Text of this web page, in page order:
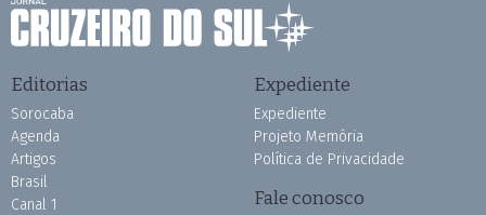
Editorias
Sorocaba
Agenda
Artigos
Brasil
Canal 1
Expediente
Expediente
Projeto Memória
Política de Privacidade
Fale conosco